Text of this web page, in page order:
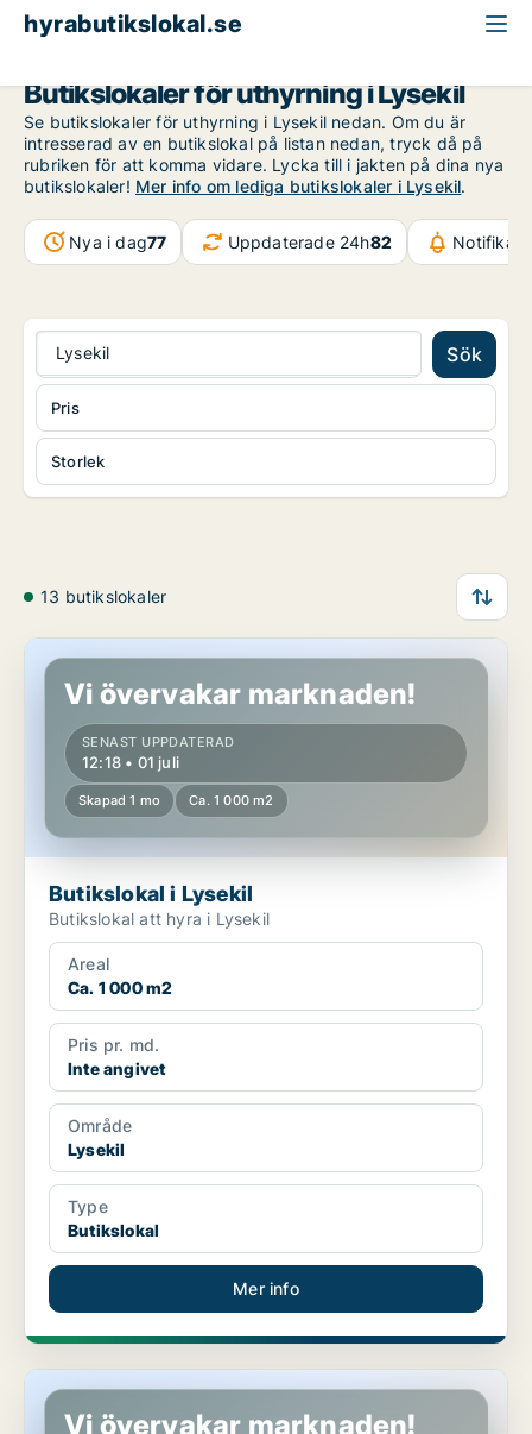
hyrabutikslokal.se
Butikslokaler för uthyrning i Lysekil
Se butikslokaler för uthyrning i Lysekil nedan. Om du är
intresserad av en butikslokal på listan nedan, tryck då på
rubriken för att komma vidare. Lycka till i jakten på dina nya
butikslokaler! Mer info om lediga butikslokaler i Lysekil.
Nya i dag77 Uppdaterade 24h82
Lysekil Sök
Storlek
Pris
13 butikslokaler
Butikslokal i Lysekil
Vi övervakar marknaden!
SENAST UPPDATERAD
12:18 • 01 juli
Skapad 1 mo Ca. 1 000 m2
Butikslokal i Lysekil
Butikslokal att hyra i Lysekil
Areal
Ca. 1 000 m2
Pris pr. md.
Inte angivet
Område
Lysekil
Type
Butikslokal
Mer info
Butikslokal i Lysekil
Vi övervakar marknaden!